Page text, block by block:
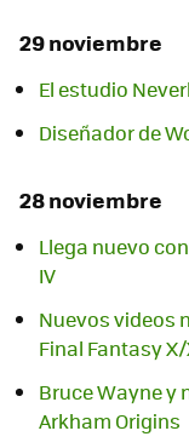
29 noviembre
El estudio
Diseñador de
28 noviembre
Llega nuevo
IV
Nuevos videos
Final Fantasy
Bruce Wayne y
Arkham Origins